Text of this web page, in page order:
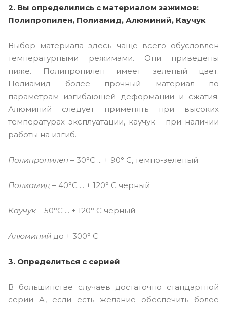
2. Вы определились с материалом зажимов:
Полипропилен, Полиамид, Алюминий, Каучук
Выбор материала здесь чаще всего обусловлен
температурными режимами. Они приведены
ниже. Полипропилен имеет зеленый цвет.
Полиамид более прочный материал по
параметрам изгибающей деформации и сжатия.
Алюминий следует применять при высоких
температурах эксплуатации, каучук - при наличии
работы на изгиб.
Полипропилен – 30°C ... + 90° C, темно-зеленый
Полиамид – 40°C ... + 120° C черный
Каучук – 50°C ... + 120° C черный
Алюминий до + 300° C
3. Определиться с серией
В большинстве случаев достаточно стандартной
серии A, если есть желание обеспечить более